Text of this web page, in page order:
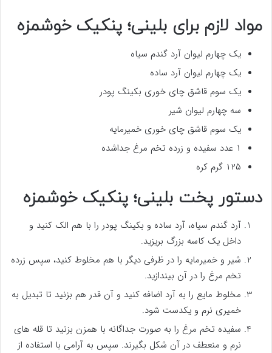
مواد لازم برای بلینی؛ پنکیک خوشمزه
یک چهارم لیوان آرد گندم سیاه
یک چهارم لیوان آرد ساده
یک سوم قاشق چای خوری بکینگ پودر
سه چهارم لیوان شیر
یک سوم قاشق چای خوری خمیرمایه
۱ عدد سفیده و زرده تخم مرغ جداشده
۱۲۵ گرم کره
دستور پخت بلینی؛ پنکیک خوشمزه
آرد گندم سیاه، آرد ساده و بکینگ پودر را با هم الک کنید و
داخل یک کاسه بزرگ بریزید.
شیر و خمیرمایه را در ظرفی دیگر با هم مخلوط کنید، سپس زرده
تخم مرغ را در آن بیندازید.
مخلوط مایع را به آرد اضافه کنید و آن قدر هم بزنید تا تبدیل به
خمیری نرم و یکدست شود.
سفیده تخم مرغ را به صورت جداگانه با همزن بزنید تا قله های
نرم و منعطف در آن شکل بگیرند. سپس به آرامی با استفاده از